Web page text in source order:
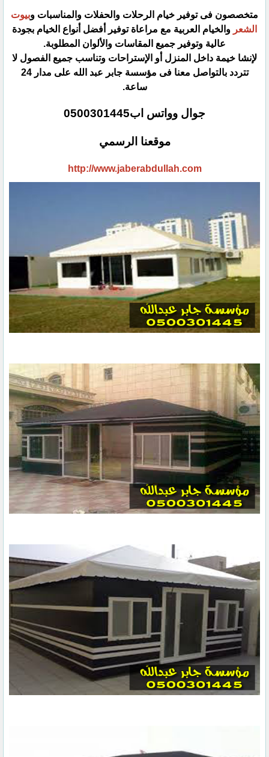
متخصصون فى توفير خيام الرحلات والحفلات والمناسبات وبيوت
الشعر والخيام العربية مع مراعاة توفير أفضل أنواع ‏الخيام بجودة
عالية وتوفير جميع المقاسات والألوان المطلوبة.‏
لإنشا خيمة داخل المنزل أو الإستراحات وتناسب جميع الفصول لا
تتردد بالتواصل معنا فى مؤسسة جابر عبد الله على ‏مدار 24
ساعة.‏
جوال وواتس اب0500301445‏
موقعنا الرسمي
http://www.jaberabdullah.com